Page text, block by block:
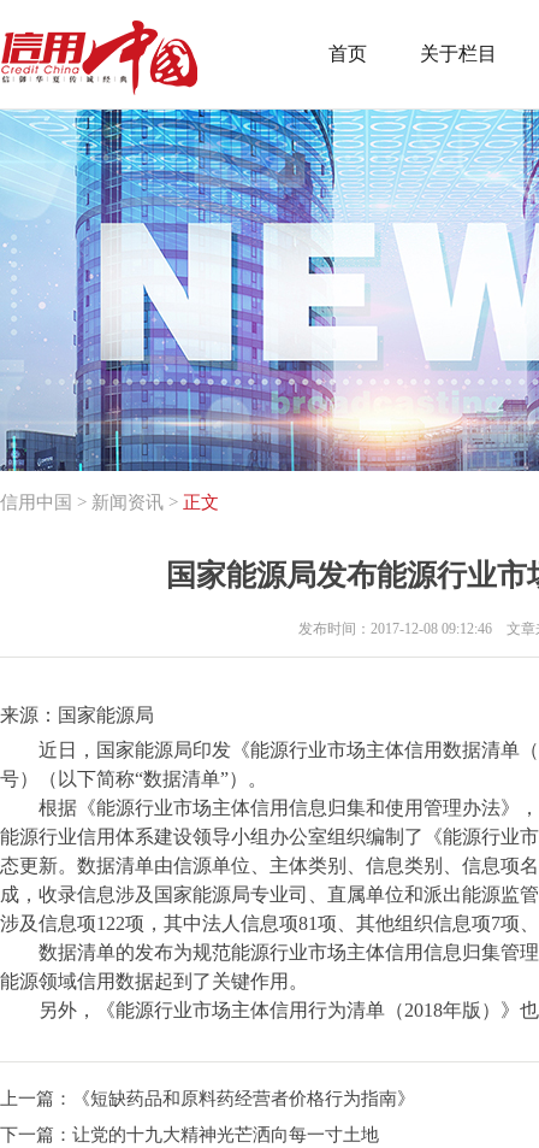
首页 关于栏目
信用中国 > 新闻资讯 > 正文
国家能源局发布能源行业
发布时间：2017-12-08 09:12:46 文章
来源：国家能源局
近日，国家能源局印发《能源行业市场主体信用数据清单
号）（以下简称“数据清单”）。
根据《能源行业市场主体信用信息归集和使用管理办法》
能源行业信用体系建设领导小组办公室组织编制了《能源行业
态更新。数据清单由信源单位、主体类别、信息类别、信息项
成，收录信息涉及国家能源局专业司、直属单位和派出能源监
涉及信息项122项，其中法人信息项81项、其他组织信息项7项
数据清单的发布为规范能源行业市场主体信用信息归集管
能源领域信用数据起到了关键作用。
另外，《能源行业市场主体信用行为清单（2018年版）》
上一篇：
《短缺药品和原料药经营者价格行为指南》
下一篇： 让党的十九大精神光芒洒向每一寸土地